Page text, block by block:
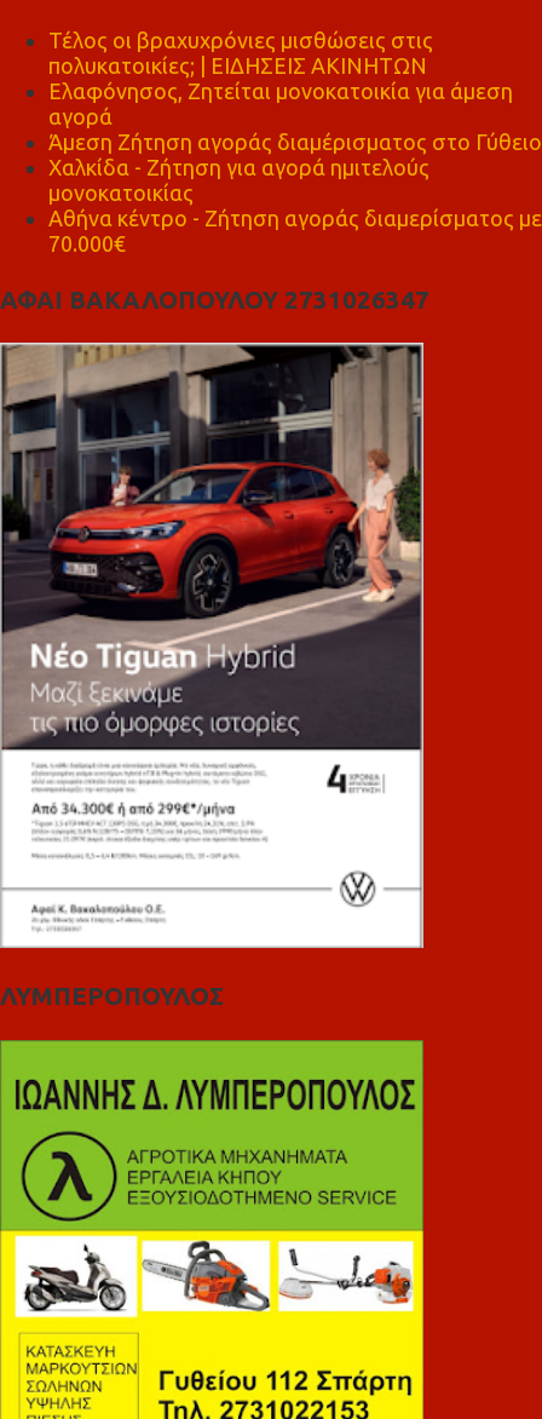
Τέλος οι βραχυχρόνιες μισθώσεις στις
πολυκατοικίες; | ΕΙΔΗΣΕΙΣ ΑΚΙΝΗΤΩΝ
Ελαφόνησος, Ζητείται μονοκατοικία για άμεση
αγορά
Άμεση Ζήτηση αγοράς διαμέρισματος στο Γύθειο
Χαλκίδα - Ζήτηση για αγορά ημιτελούς
μονοκατοικίας
Αθήνα κέντρο - Ζήτηση αγοράς διαμερίσματος με
70.000€
ΑΦΑΙ ΒΑΚΑΛΟΠΟΥΛΟΥ 2731026347
ΛΥΜΠΕΡΟΠΟΥΛΟΣ